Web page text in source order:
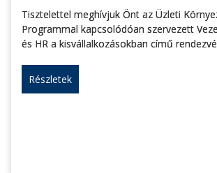
Tisztelettel meghívjuk Önt az Üzleti
Programmal kapcsolódóan szervezett
és HR a kisvállalkozásokban című
Részletek